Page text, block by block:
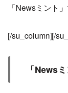
「Newsミント
[/su_column][/
「News